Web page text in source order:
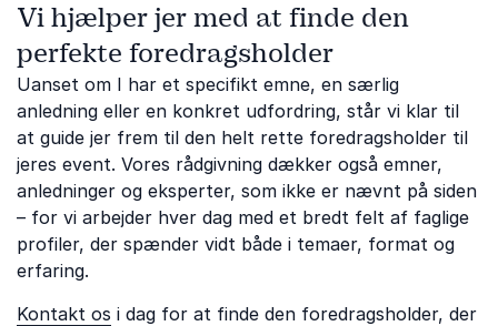
Vi hjælper jer med at finde den
perfekte foredragsholder
Uanset om I har et specifikt emne, en særlig
anledning eller en konkret udfordring, står vi klar til
at guide jer frem til den helt rette foredragsholder til
jeres event. Vores rådgivning dækker også emner,
anledninger og eksperter, som ikke er nævnt på siden
– for vi arbejder hver dag med et bredt felt af faglige
profiler, der spænder vidt både i temaer, format og
erfaring.
Kontakt os i dag for at finde den foredragsholder, der